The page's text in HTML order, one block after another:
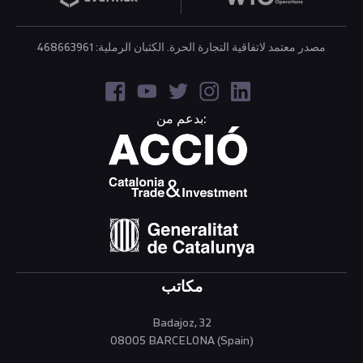
تصلب المادة وتبدأ في التبلور في شكل بوليمرات شبه بلورية.
وإزالة الجزء المقولب من التجويف.
ناحية يسمح بالإنتاج لقطاعات متنوعة للغاية ؛ قطع للعب
الأطفال ، مواد للاستخدام المنزلي ، مكونات للسيارات ،
الطائرات والسفن الفضائية. ومن ناحية أخرى ، فإن تصنيع
الأجزاء البلاستيكية عن طريق حقن القوالب يوفر لنا العديد من
المزايا ؛ من بينها يمكننا تسمية ما يلي ؛ مستوى إنتاج مرتفع ،
تنوع كبير في الأشكال ، وفي نفس الوقت تكون تكاليف الإنتاج
منخفضة جدًا مع سرعة التصنيع السريعة.
فهي لا تنتج تلوثًا مباشرًا من خلال عدم إصدار غازات ملوثة أو
مستويات ضوضاء عالية. للحصول على فكرة ، فقط في
حقن البلاستيك الخاصة بنا ، منآلات Vanto
خدمة تسليم المفتاح كاملةمن اللحظة التي تشتري فيها
مصدر معتمد لاتفاقية التجارة الحرة. الكثبان الرملية: 468663961
بدعم من:
مكاتب
Badajoz, 32
08005 BARCELONA (Spain)